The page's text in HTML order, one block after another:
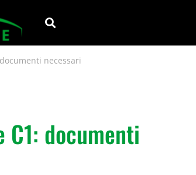
necessari
documenti